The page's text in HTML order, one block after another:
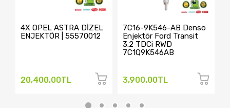
4X OPEL ASTRA DİZEL
ENJEKTÖR | 55570012
20,400.00TL
7C16-9K546-AB Denso
Enjektör Ford Transit
3.2 TDCi RWD
7C1Q9K546AB
3,900.00TL